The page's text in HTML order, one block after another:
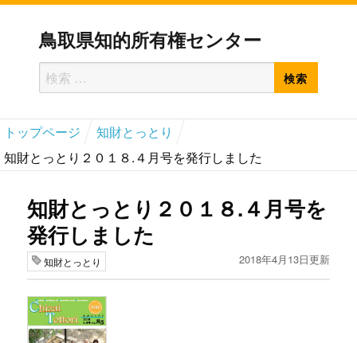
鳥取県知的所有権センター
検
索
象:
検
トップページ
知財とっとり
知財とっとり２０１８.４月号を発行しました
知財とっとり２０１８.４月号を
発行しました
知財とっとり 2018年4月13日更新